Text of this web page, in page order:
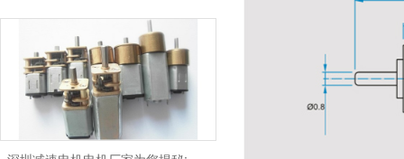
深圳减速电机电机厂家为您揭秘:电机行业发展中减速电机的市场前景展望